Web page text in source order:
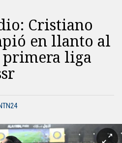
Cristiano
en llanto al
primera liga